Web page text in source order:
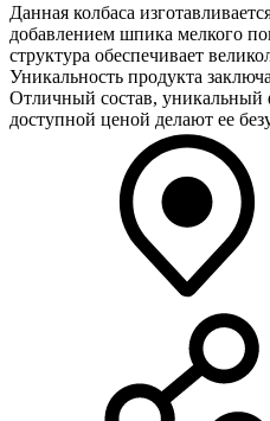
Данная колбаса
добавлением шпика мелкого
структура обеспечивает
Уникальность продукта
Отличный состав, уникальный
доступной ценой делают ее